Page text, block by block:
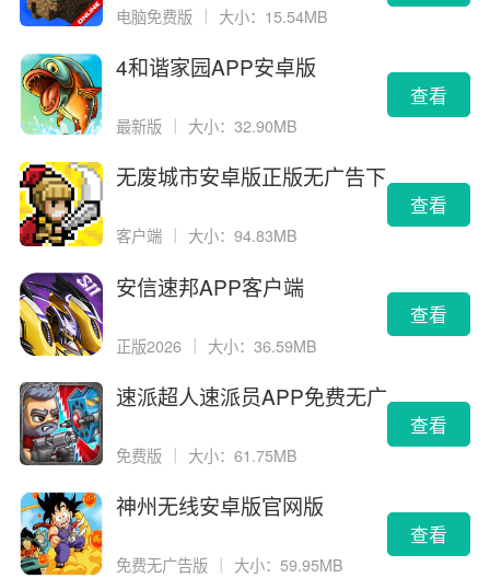
电脑免费版 ｜ 大小：15.54MB
4和谐家园APP安卓版
最新版 大小：32.90MB
查看
无废城市安卓版正版无广告下
客户端 大小：94.83MB
查看
安信速邦APP客户端
正版2026 ｜ 大小：36.59MB
查看
速派超人速派员APP免费无广
免费版 大小：61.75MB
查看
神州无线安卓版官网版
免费无广告版 大小：59.95MB
查看